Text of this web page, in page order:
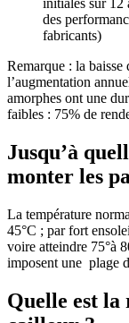
initiales sur 12
des
fabricants)
Remarque : la baisse
l’augmentation
amorphes ont une
faibles : 75% de
Jusqu’à
monter les
La température
45°C ; par fort
voire atteindre 75°à
imposent une plage
Quelle est la